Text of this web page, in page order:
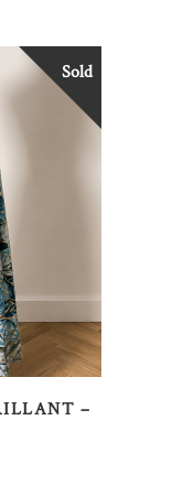
Sold
–